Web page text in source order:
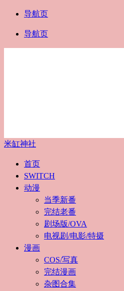
导航页
导航页
米缸神社
首页
SWITCH
动漫
当季新番
完结老番
剧场版/OVA
电视剧/电影/特摄
漫画
COS/写真
完结漫画
杂图合集